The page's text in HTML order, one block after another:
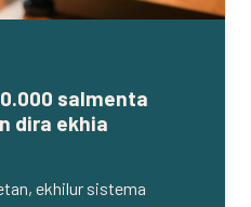
salmenta
dira ekhia
ekhilur sistema